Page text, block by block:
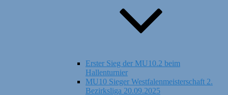
Erster Sieg der MU10.2 beim
Hallenturnier
MU10 Sieger Westfalenmeisterschaft 2.
Bezirksliga 20.09.2025